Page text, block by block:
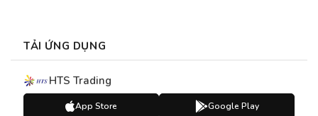
TẢI ỨNG DỤNG
HTS Trading
App Store Google Play